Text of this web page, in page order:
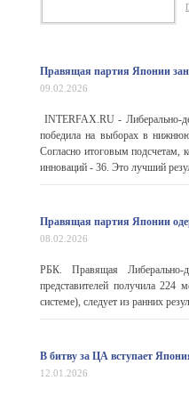
Правящая партия Японии
09.02.2026
INTERFAX.RU - Либерально-
победила на выборах в
Согласно итоговым подсчетам,
инноваций - 36. Это лучший
Правящая партия Японии
08.02.2026
РБК. Правящая Либерально-
представителей получила
системе), следует из ранних
В битву за ЦА вступает
12.01.2026